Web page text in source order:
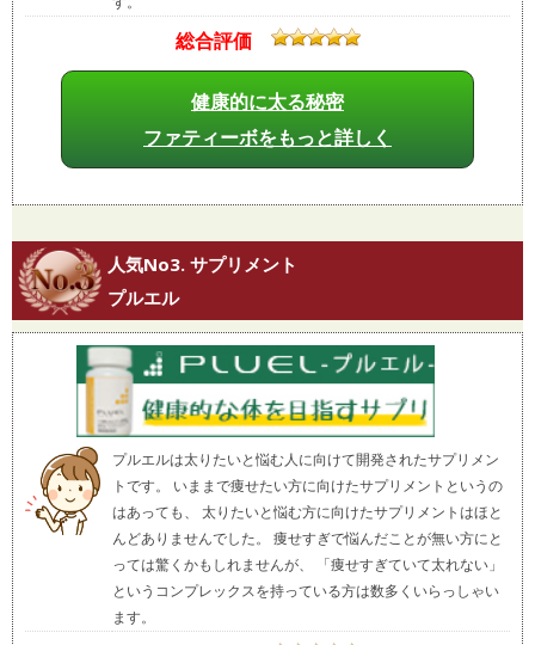
総合評価
健康的に太る秘密
ファティーボをもっと詳しく
人気No3. サプリメント
プルエル
プルエルは太りたいと悩む人に向けて開発されたサプリメン
トです。 いままで痩せたい方に向けたサプリメントというの
はあっても、 太りたいと悩む方に向けたサプリメントはほと
んどありませんでした。 痩せすぎで悩んだことが無い方にと
っては驚くかもしれませんが、 「痩せすぎていて太れない」
というコンプレックスを持っている方は数多くいらっしゃい
ます。